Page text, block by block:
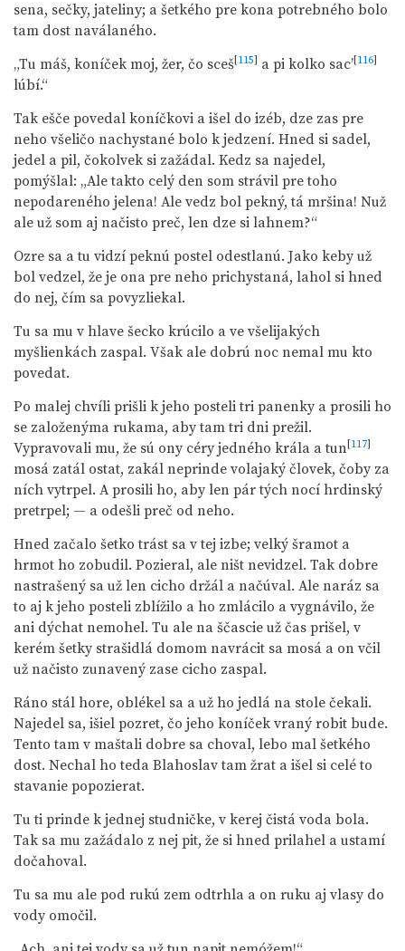
sena, sečky, jateliny; a šetkého pre kona potrebného bolo
tam dost naválaného.
„Tu máš, koníček moj, žer, čo sceš[115] a pi kolko sac’[116]
lúbí.“
Tak ešče povedal koníčkovi a išel do izéb, dze zas pre
neho všeličo nachystané bolo k jedzení. Hned si sadel,
jedel a pil, čokolvek si zažádal. Kedz sa najedel,
pomýšlal: „Ale takto celý den som strávil pre toho
nepodareného jelena! Ale vedz bol pekný, tá mršina! Nuž
ale už som aj načisto preč, len dze si lahnem?“
Ozre sa a tu vidzí peknú postel odestlanú. Jako keby už
bol vedzel, že je ona pre neho prichystaná, lahol si hned
do nej, čím sa povyzliekal.
Tu sa mu v hlave šecko krúcilo a ve všelijakých
myšlienkách zaspal. Však ale dobrú noc nemal mu kto
povedat.
Po malej chvíli prišli k jeho posteli tri panenky a prosili ho
se založenýma rukama, aby tam tri dni prežil.
Vypravovali mu, že sú ony céry jedného krála a tun[117]
mosá zatál ostat, zakál neprinde volajaký človek, čoby za
ních vytrpel. A prosili ho, aby len pár tých nocí hrdinský
pretrpel; — a odešli preč od neho.
Hned začalo šetko trást sa v tej izbe; velký šramot a
hrmot ho zobudil. Pozieral, ale ništ nevidzel. Tak dobre
nastrašený sa už len cicho držál a načúval. Ale naráz sa
to aj k jeho posteli zblížilo a ho zmlácilo a vygnávilo, že
ani dýchat nemohel. Tu ale na ščascie už čas prišel, v
kerém šetky strašidlá domom navrácit sa mosá a on včil
už načisto zunavený zase cicho zaspal.
Ráno stál hore, oblékel sa a už ho jedlá na stole čekali.
Najedel sa, išiel pozret, čo jeho koníček vraný robit bude.
Tento tam v maštali dobre sa choval, lebo mal šetkého
dost. Nechal ho teda Blahoslav tam žrat a išel si celé to
stavanie popozierat.
Tu ti prinde k jednej studničke, v kerej čistá voda bola.
Tak sa mu zažádalo z nej pit, že si hned prilahel a ustamí
dočahoval.
Tu sa mu ale pod rukú zem odtrhla a on ruku aj vlasy do
vody omočil.